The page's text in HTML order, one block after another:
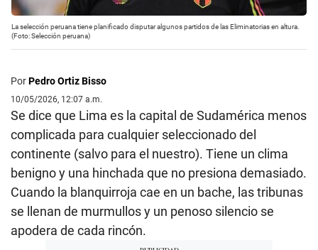
La selección peruana tiene planificado disputar algunos partidos de las Eliminatorias en altura.
(Foto: Selección peruana)
PorPedro Ortiz Bisso
10/05/2026, 12:07 a.m.
Se dice que Lima es la capital de Sudamérica menos
complicada para cualquier seleccionado del
continente (salvo para el nuestro). Tiene un clima
benigno y una hinchada que no presiona demasiado.
Cuando la blanquirroja cae en un bache, las tribunas
se llenan de murmullos y un penoso silencio se
apodera de cada rincón.